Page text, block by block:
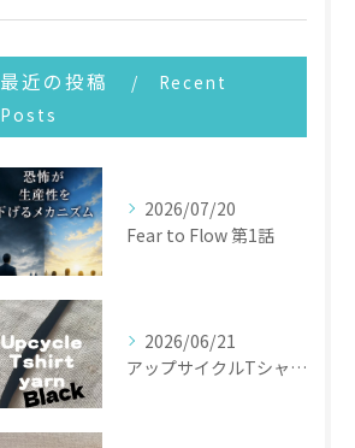
最近の投稿
Recent
Posts
2026/07/20
Fear to Flow 第1話
2026/06/21
アップサイクルTシャツヤーン